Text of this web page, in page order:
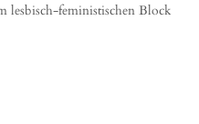
lesbisch-feministischen Block